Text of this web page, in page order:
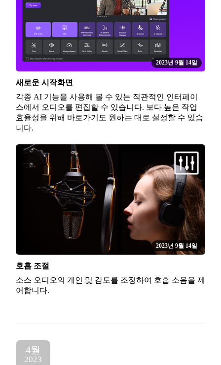
2023년 9월 14일
새로운 시작화면
각종 AI 기능을 사용해 볼 수 있는 직관적인 인터페이
스에서 오디오를 편집할 수 있습니다. 보다 높은 작업
효율성을 위해 바로가기도 원하는 대로 설정할 수 있습
니다.
2023년 9월 14일
호흡 조절
소스 오디오의 게인 및 감도를 조정하여 호흡 소음을 제
어합니다.
4월
2023